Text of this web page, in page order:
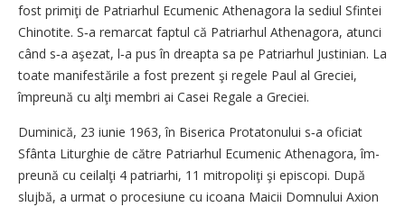
fost primiţi de Patriarhul Ecumenic Athenagora la sediul Sfintei
Chinotite. S‑a remarcat faptul că Patriarhul Athenagora, atunci
când s‑a aşezat, l‑a pus în dreapta sa pe Patriarhul Justinian. La
toate manifestările a fost prezent şi regele Paul al Greciei,
împreună cu alţi membri ai Casei Regale a Greciei.
Duminică, 23 iunie 1963, în Biserica Protatonului s‑a oficiat
Sfânta Liturghie de către Patriar­hul Ecumenic Athenagora, îm­
preună cu ceilalţi 4 patriarhi, 11 mitropoliţi şi episcopi. După
slujbă, a urmat o procesiune cu icoana Maicii Domnului Axion